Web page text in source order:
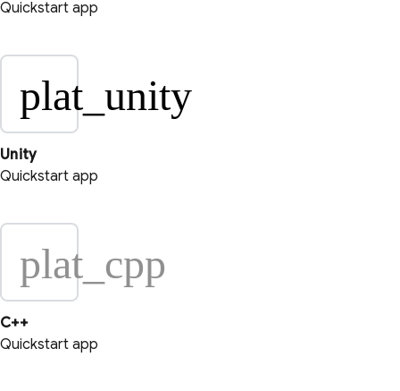
Quickstart app
plat_unity
Unity
Quickstart app
plat_cpp
C++
Quickstart app